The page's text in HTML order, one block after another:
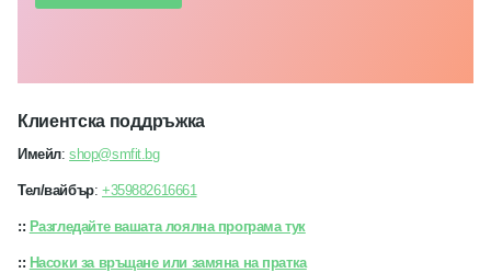
Клиентска поддръжка
Имейл:shop@smfit.bg
Тел/вайбър: +359882616661
:: Разгледайте вашата лоялна програма тук
:: Насоки за връщане или замяна на пратка